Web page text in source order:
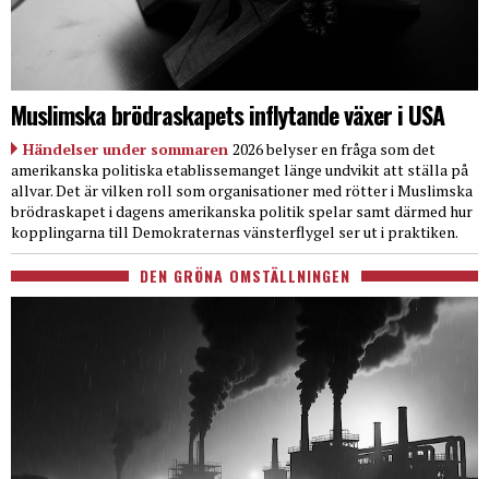
Muslimska brödraskapets inflytande växer i USA
Händelser under sommaren 2026 belyser en fråga som det
amerikanska politiska etablissemanget länge undvikit att ställa på
allvar. Det är vilken roll som organisationer med rötter i Muslimska
brödraskapet i dagens amerikanska politik spelar samt därmed hur
kopplingarna till Demokraternas vänsterflygel ser ut i praktiken.
DEN GRÖNA OMSTÄLLNINGEN